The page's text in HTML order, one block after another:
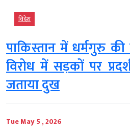
विदेश
पाकिस्तान में धर्मगुरु की
विरोध में सड़कों पर
जताया दुख
Tue May 5 , 2026